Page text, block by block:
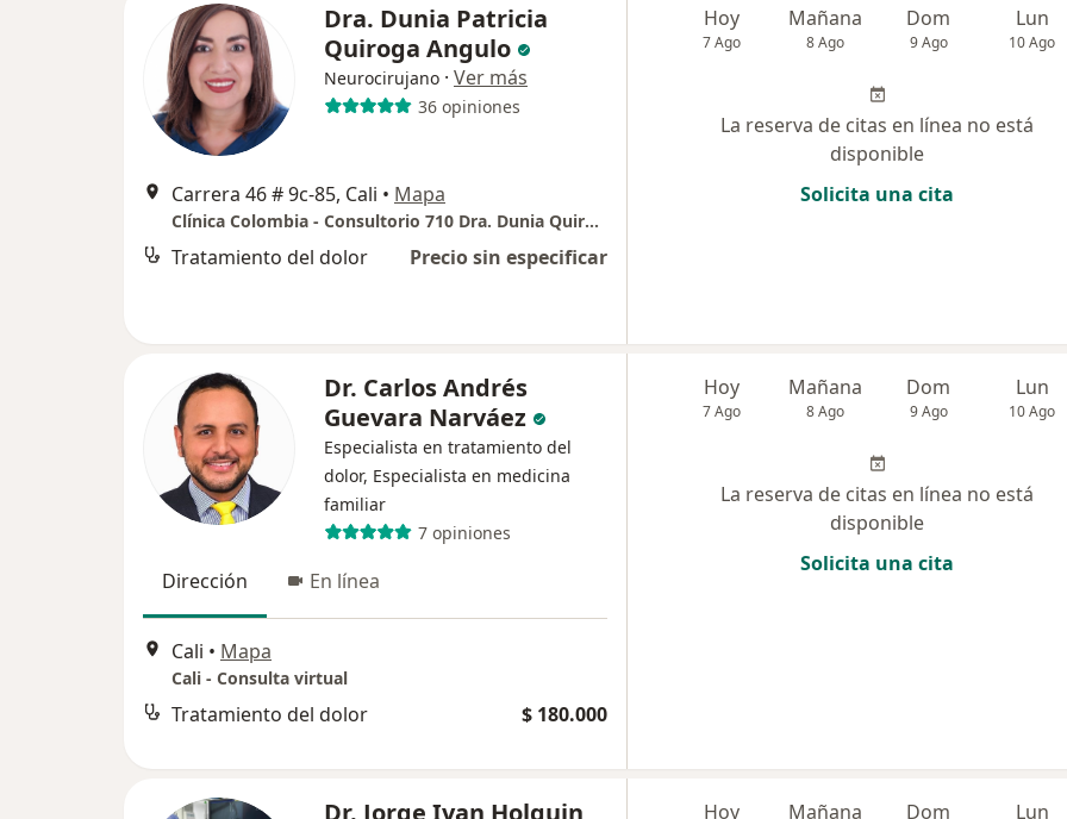
Dra. Dunia Patricia
Quiroga Angulo
Neurocirujano · Ver más
36 opiniones
Carrera 46 # 9c-85, Cali • Mapa
Clínica Colombia - Consultorio 710 Dra. Dunia Quiroga
Tratamiento del dolor Precio sin especificar
Hoy
7 Ago
Mañana
8 Ago
Dom
9 Ago
Lun
10 Ago
La reserva de citas en línea no está
disponible
Solicita una cita
Dr. Carlos Andrés
Guevara Narváez
Especialista en tratamiento del
dolor, Especialista en medicina
familiar
7 opiniones
Dirección En línea
Cali • Mapa
Cali - Consulta virtual
Tratamiento del dolor $ 180.000
Hoy
7 Ago
Mañana
8 Ago
Dom
9 Ago
Lun
10 Ago
La reserva de citas en línea no está
disponible
Solicita una cita
Dr. Jorge Ivan Holguin
Hoy Mañana Dom Lun